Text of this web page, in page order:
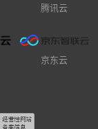
腾讯云
京东云